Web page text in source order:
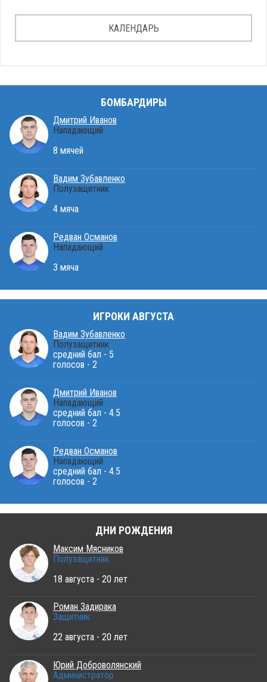
КАЛЕНДАРЬ
БОМБАРДИРЫ
Дмитрий Иванов
Нападающий
8 мячей
Вадим Зубавленко
Полузащитник
4 мяча
Редван Османов
Нападающий
3 мяча
ИГРОКИ АВГУСТА
Вадим Зубавленко
Полузащитник
средний бал - 5
голосов - 2
Дмитрий Иванов
Нападающий
средний бал - 4.5
голосов - 2
Редван Османов
Нападающий
средний бал - 4.5
голосов - 2
ДНИ РОЖДЕНИЯ
Максим Мясников
Полузащитник
18 августа - 20 лет
Роман Задирака
Защитник
22 августа - 20 лет
Юрий Доброволянский
Администратор